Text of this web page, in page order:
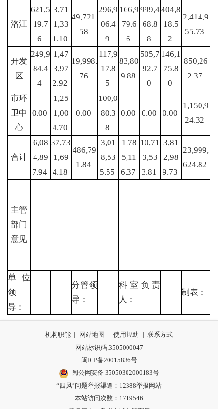
洛江
621,5
19.7
6
3,71
1,33
1.10
49,721.
58
296,9
06.4
9
166,9
79.6
6
999,4
68.8
8
404,8
18.5
2
2,414,9
55.73
开发
区
249,9
84.4
4
1,47
3,97
2.92
19,998.
76
117,9
17.8
5
83,80
9.88
505,7
92.7
0
146,1
75.8
0
850,26
2.37
市环
卫中
心
0.00
1,25
1,00
4.70
0.00
100,0
80.3
8
0.00 0.00 0.00
1,150,9
24.32
合计
6,08
4,89
7.94
37,73
1,69
4.18
486,79
1.84
3,01
8,53
5.55
1,78
5,11
6.37
10,71
3,53
3.81
3,81
2,98
9.73
23,999,
624.82
主管
部门
意见
单位
领
导：
分管领
导：
科室负责
人：
制表：
机构职能 | 网站地图 | 使用帮助 | 联系方式
网站标识码:3505000047
闽ICP备20015836号
闽公网安备 35050302000183号
“四风”问题举报渠道： 12388举报网站
本站访问次数：1719546